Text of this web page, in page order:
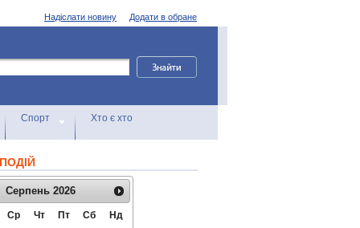
Додати в обране
Надіслати новину
Спорт Хто є хто
Серпень 2026
Ср Чт Пт Сб
Нд